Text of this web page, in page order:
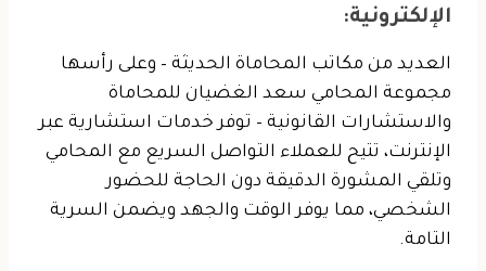
الإلكترونية:
العديد من مكاتب المحاماة الحديثة – وعلى رأسها
مجموعة المحامي سعد الغضيان للمحاماة
والاستشارات القانونية – توفر خدمات استشارية عبر
الإنترنت، تتيح للعملاء التواصل السريع مع المحامي
وتلقي المشورة الدقيقة دون الحاجة للحضور
الشخصي، مما يوفر الوقت والجهد ويضمن السرية
التامة.